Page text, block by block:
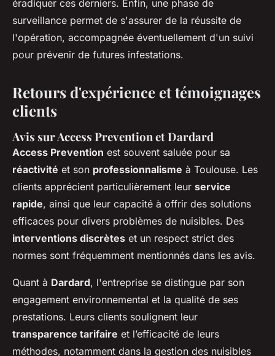
éradiquer ces derniers. Enfin, une phase de
surveillance permet de s'assurer de la réussite de
l'opération, accompagnée éventuellement d'un suivi
pour prévenir de futures infestations.
Retours d'expérience et témoignages
clients
Avis sur Access Prevention et Dardard
Access Prevention est souvent saluée pour sa
réactivité et son professionnalisme à Toulouse. Les
clients apprécient particulièrement leur service
rapide, ainsi que leur capacité à offrir des solutions
efficaces pour divers problèmes de nuisibles. Des
interventions discrètes et un respect strict des
normes sont fréquemment mentionnés dans les avis.
Quant à Dardard, l'entreprise se distingue par son
engagement environnemental et la qualité de ses
prestations. Leurs clients soulignent leur
transparence tarifaire et l’efficacité de leurs
méthodes, notamment dans la gestion des nuisibles